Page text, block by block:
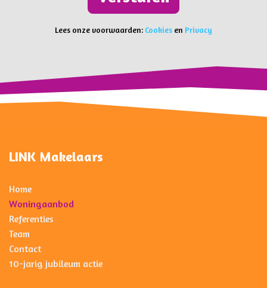
Lees onze voorwaarden: Cookies en Privacy
LINK Makelaars
Home
Woningaanbod
Referenties
Team
Contact
10-jarig jubileum actie